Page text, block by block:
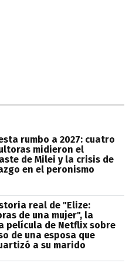
rumbo a 2027: cuatro
midieron el
de Milei y la crisis de
en el peronismo
real de "Elize:
de una mujer", la
película de Netflix sobre
de una esposa que
a su marido